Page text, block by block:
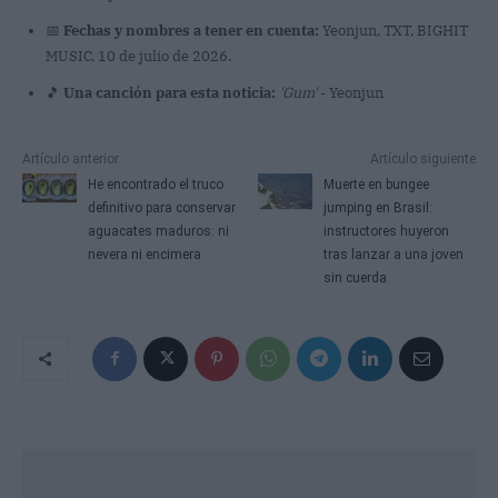
📅 Fechas y nombres a tener en cuenta: Yeonjun, TXT, BIGHIT
MUSIC, 10 de julio de 2026.
🎵 Una canción para esta noticia: 'Gum'- Yeonjun
Artículo anterior
He encontrado el truco
definitivo para conservar
aguacates maduros: ni
nevera ni encimera
Artículo siguiente
Muerte en bungee
jumping en Brasil:
instructores huyeron
tras lanzar a una joven
sin cuerda